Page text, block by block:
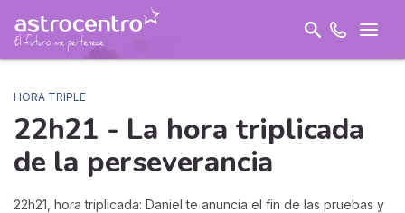
HORA TRIPLE
22h21 - La hora triplicada
de la perseverancia
22h21, hora triplicada: Daniel te anuncia el fin de las pruebas y